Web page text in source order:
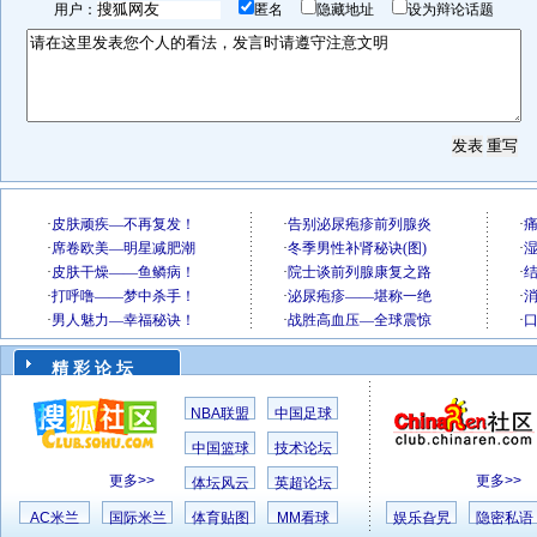
用户： 匿名 隐藏地址 设为辩论话题
精 彩 论 坛
更多>>
NBA联盟 中国足球
中国篮球 技术论坛
体坛风云 英超论坛
AC米兰 国际米兰 体育贴图 MM看球
更多>>
娱乐旮旯 隐密私语